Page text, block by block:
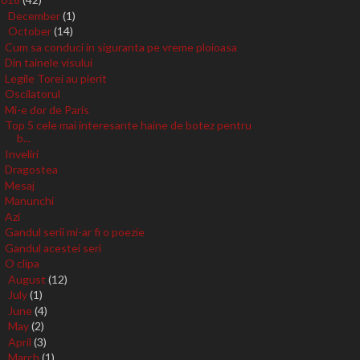
December(1)
October(14)
Cum sa conduci in siguranta pe vreme ploioasa
Din tainele visului
Legile Torei au pierit
Oscilatorul
Mi-e dor de Paris
Top 5 cele mai interesante haine de botez pentru
b...
Inveliri
Dragostea
Mesaj
Manunchi
Azi
Gandul serii mi-ar fi o poezie
Gandul acestei seri
O clipa
August(12)
July(1)
June(4)
May(2)
April(3)